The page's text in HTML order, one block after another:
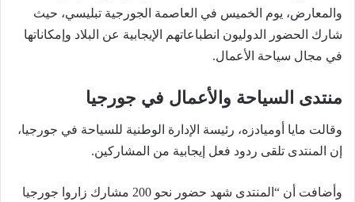
والمعارض، يوم الخميس في العاصمة الجورجية تبليسي، حيث
شارك الحضور الدوليون انطباعاتهم الإيجابية عن البلاد وإمكاناتها
في مجال سياحة الأعمال.
منتدى السياحة والأعمال في جورجيا
وقالت مايا أوميادزه، رئيسة الإدارة الوطنية للسياحة في جورجيا،
إن المنتدى تلقى ردود فعل إيجابية من المشاركين.
وأضافت أن “المنتدى شهد حضور نحو 200 مشارك زاروا جورجيا